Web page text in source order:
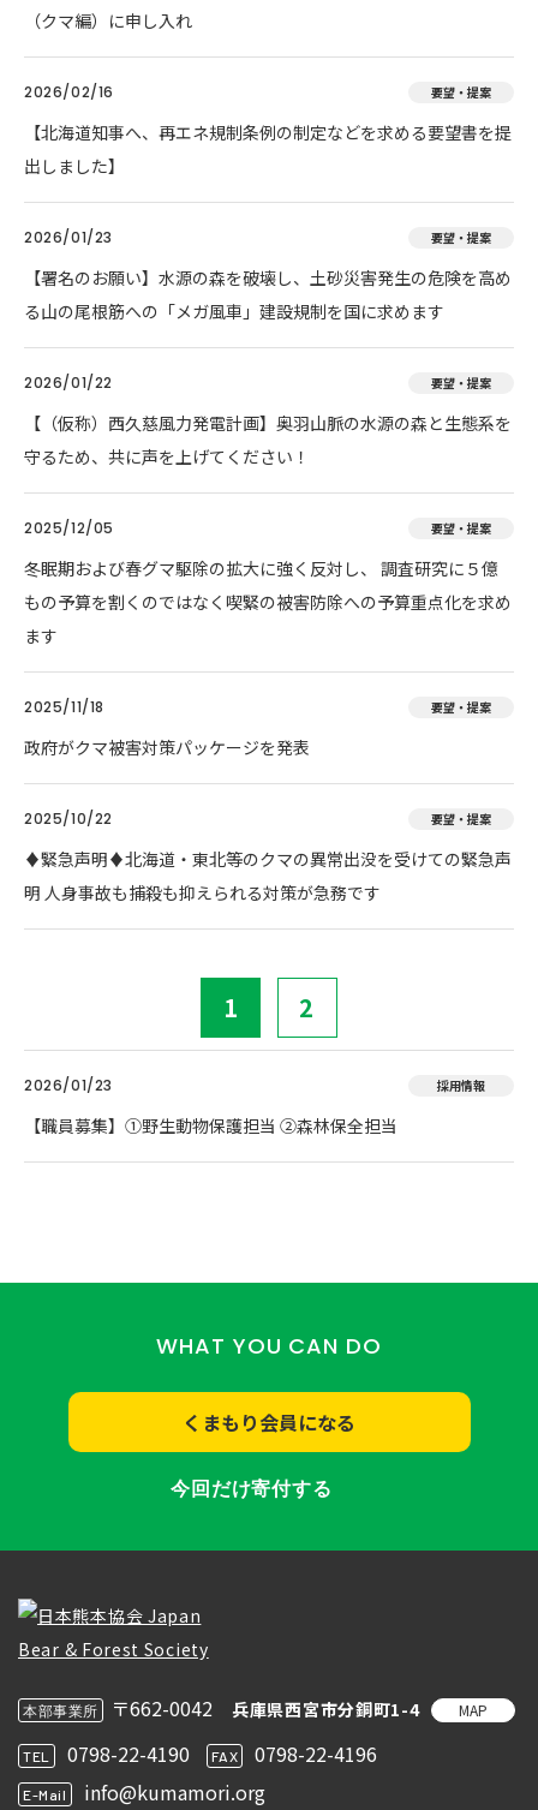
（クマ編）に申し入れ
2026/02/16 要望・提案
【北海道知事へ、再エネ規制条例の制定などを求める要望書を提
出しました】
2026/01/23 要望・提案
【署名のお願い】水源の森を破壊し、土砂災害発生の危険を高め
る山の尾根筋への「メガ風車」建設規制を国に求めます
2026/01/22 要望・提案
【（仮称）西久慈風力発電計画】奥羽山脈の水源の森と生態系を
守るため、共に声を上げてください！
2025/12/05 要望・提案
冬眠期および春グマ駆除の拡大に強く反対し、 調査研究に５億
もの予算を割くのではなく喫緊の被害防除への予算重点化を求め
ます
2025/11/18 要望・提案
政府がクマ被害対策パッケージを発表
2025/10/22 要望・提案
♦️緊急声明♦️北海道・東北等のクマの異常出没を受けての緊急声
明 人身事故も捕殺も抑えられる対策が急務です
1 2
2026/01/23 採用情報
【職員募集】①野生動物保護担当 ②森林保全担当
WHAT YOU CAN DO
くまもり会員になる
今回だけ寄付する
本部事業所 〒662-0042 兵庫県西宮市分銅町1-4 MAP
TEL 0798-22-4190 FAX 0798-22-4196
E-Mail info@kumamori.org